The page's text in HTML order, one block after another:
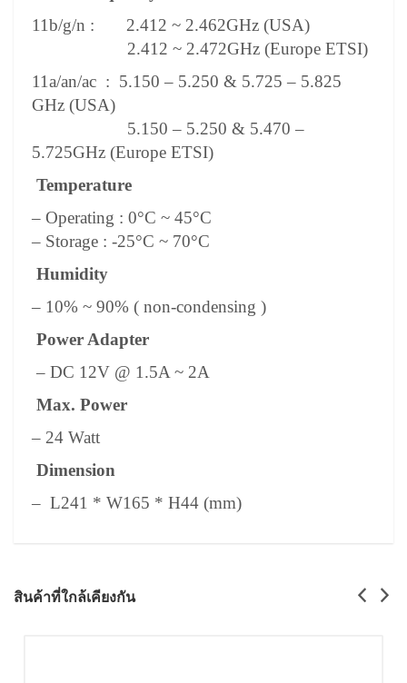
11b/g/n : 2.412 ~ 2.462GHz (USA)
2.412 ~ 2.472GHz (Europe ETSI)
11a/an/ac : 5.150 – 5.250 & 5.725 – 5.825
GHz (USA)
5.150 – 5.250 & 5.470 –
5.725GHz (Europe ETSI)
Temperature
– Operating : 0°C ~ 45°C
– Storage : -25°C ~ 70°C
Humidity
– 10% ~ 90% ( non-condensing )
Power Adapter
– DC 12V @ 1.5A ~ 2A
Max. Power
– 24 Watt
Dimension
– L241 * W165 * H44 (mm)
สินค้าที่ใกล้เคียงกัน